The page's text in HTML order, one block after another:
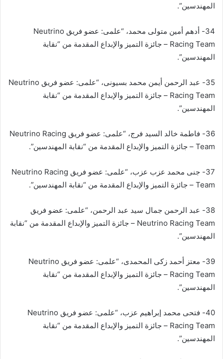
المهندسين”.
34- أدهم أمين متولى محمد، “علمى: عضو فريق Neutrino
Racing Team – جائزة التميز والإبداع المقدمة من “نقابة
المهندسين”.
35- عبد الرحمن أيمن محمد بسيونى، “علمى: عضو فريق Neutrino
Racing Team – جائزة التميز والإبداع المقدمة من “نقابة
المهندسين”.
36- فاطمة خالد السيد فرج، “علمى: عضو فريق Neutrino Racing
Team – جائزة التميز والإبداع المقدمة من “نقابة المهندسين”.
37- جنی محمد عزب عزب، “علمى: عضو فريق Neutrino Racing
Team – جائزة التميز والإبداع المقدمة من “نقابة المهندسين”.
38- عبد الرحمن جمال سید عبد الرحمن، “علمى: عضو فريق
Neutrino Racing Team – جائزة التميز والإبداع المقدمة من “نقابة
المهندسين”.
39- معتز أحمد زكى المحمدى، “علمى: عضو فريق Neutrino
Racing Team – جائزة التميز والإبداع المقدمة من “نقابة
المهندسين”.
40- فتحى محمد إبراهيم عزب، “علمى: عضو فريق Neutrino
Racing Team – جائزة التميز والإبداع المقدمة من “نقابة
المهندسين”.